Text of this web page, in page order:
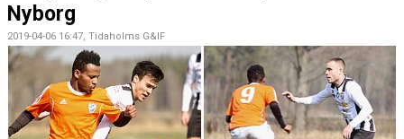
SOUVENIRER
GAMLA GIFFS TORSDAGSTRÄFFAR
MATCHER
Nyborg
2019-04-06 16:47, Tidaholms G&IF